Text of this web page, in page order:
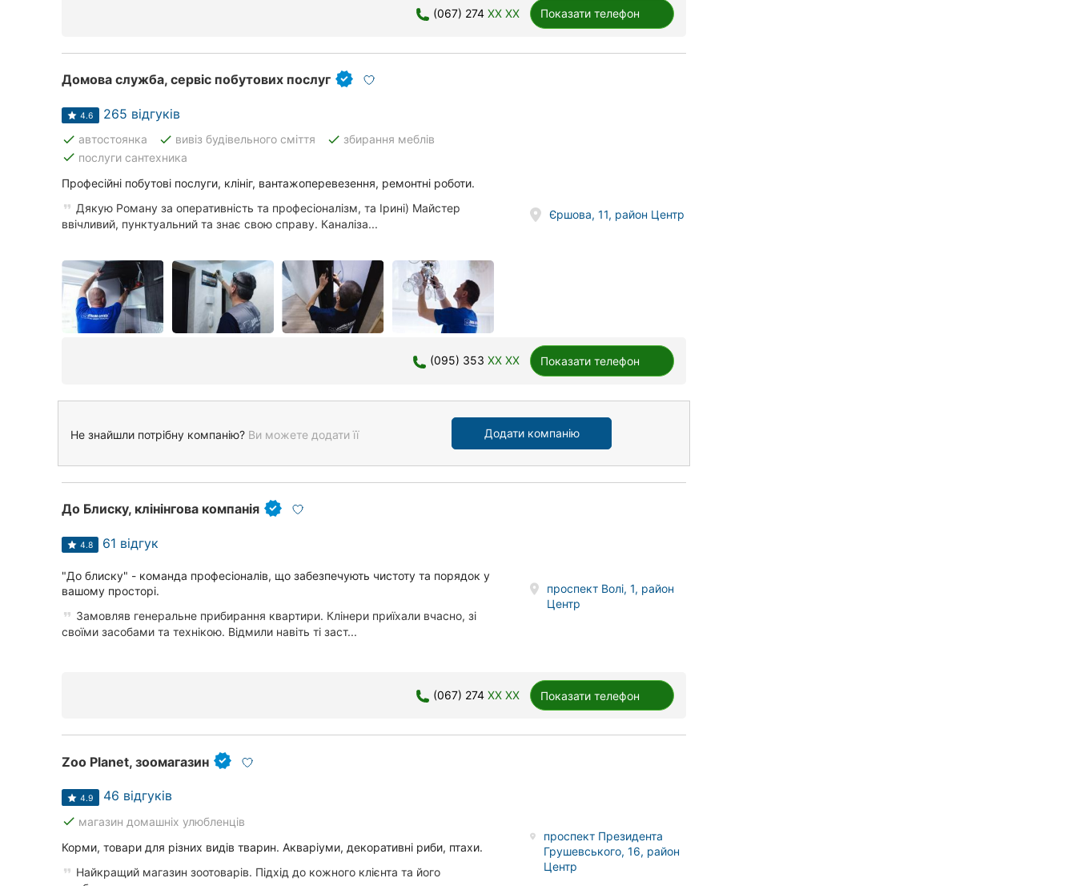
(067) 274 XX XX Показати телефон
Домова служба, сервіс побутових послуг
4.6 265 відгуків
done автостоянка done вивіз будівельного сміття done збирання меблів
done послуги сантехника
Професійні побутові послуги, клініг, вантажоперевезення, ремонтні роботи.
Дякую Роману за оперативність та професіоналізм, та Ірині) Майстер
ввічливий, пунктуальний та знає свою справу. Каналіза...
Єршова, 11, район Центр
(095) 353 XX XX Показати телефон
Не знайшли потрібну компанію? Ви можете додати її Додати компанію
До Блиску, клінінгова компанія
4.8 61 відгук
"До блиску" - команда професіоналів, що забезпечують чистоту та порядок у
вашому просторі.
Замовляв генеральне прибирання квартири. Клінери приїхали вчасно, зі
своїми засобами та технікою. Відмили навіть ті заст...
проспект Волі, 1, район
Центр
(067) 274 XX XX Показати телефон
Zoo Planet, зоомагазин
4.9 46 відгуків
done магазин домашніх улюбленців
Корми, товари для різних видів тварин. Акваріуми, декоративні риби, птахи.
Найкращий магазин зоотоварів. Підхід до кожного клієнта та його
проспект Президента
Грушевського, 16, район
Центр